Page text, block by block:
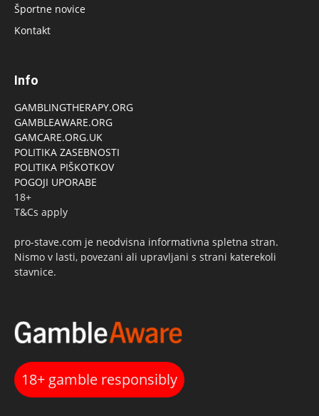
Športne novice
Kontakt
Info
GAMBLINGTHERAPY.ORG
GAMBLEAWARE.ORG
GAMCARE.ORG.UK
POLITIKA ZASEBNOSTI
POLITIKA PIŠKOTKOV
POGOJI UPORABE
18+
T&Cs apply
pro-stave.com je neodvisna informativna spletna stran.
Nismo v lasti, povezani ali upravljani s strani katerekoli
stavnice.
18+ gamble responsibly